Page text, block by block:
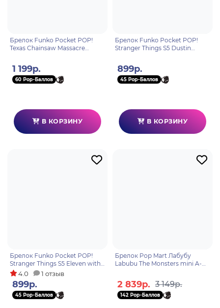
Брелок Funko Pocket POP!
Texas Chainsaw Massacre
1 199р.
60 Pop-Баллов
В КОРЗИНУ
Брелок Funko Pocket POP!
Stranger Things S5 Dustin
899р.
45 Pop-Баллов
В КОРЗИНУ
Брелок Funko Pocket POP!
Stranger Things S5 Eleven with
Bandana 86618
4.0 1 отзыв
899р.
45 Pop-Баллов
Брелок Pop Mart Лабубу
Labubu The Monsters mini A-M
2 839р. 3 149р.
142 Pop-Баллов